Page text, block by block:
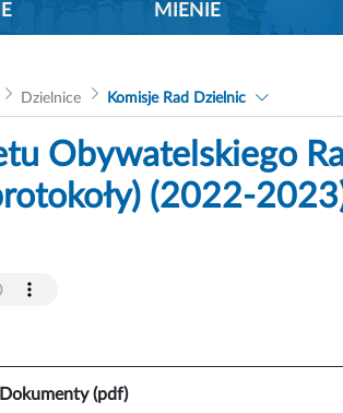
MIENIE
Dzielnice Komisje Rad Dzielnic
Obywatelskiego
(2022-
Dokumenty (pdf)